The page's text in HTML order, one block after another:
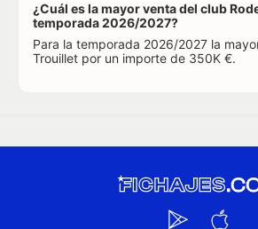
¿Cuál es la mayor venta del club
temporada 2026/2027?
Para la temporada 2026/2027 la
Trouillet por un importe de 350K €.